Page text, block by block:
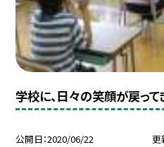
学校に、日々の笑顔が戻って
公開日 2020/06/22 更